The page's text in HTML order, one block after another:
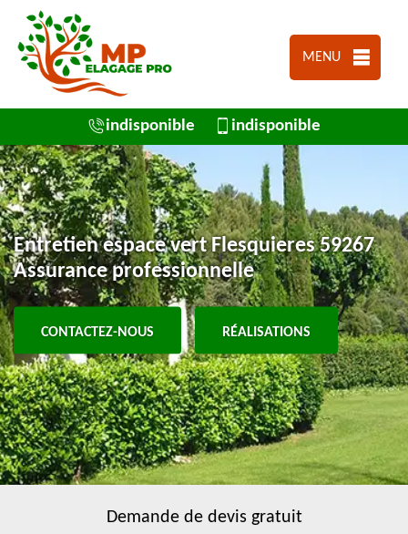
MENU
indisponible indisponible
Entretien espace vert Flesquieres 59267
Assurance professionnelle
CONTACTEZ-NOUS RÉALISATIONS
Demande de devis gratuit